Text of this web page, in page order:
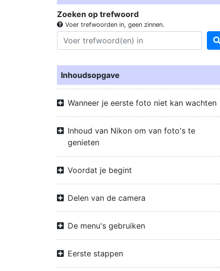
Zoeken op trefwoord
Voer trefwoorden in, geen zinnen.
Inhoudsopgave
Wanneer je eerste foto niet kan wachten
Inhoud van Nikon om van foto's te
genieten
Voordat je begint
Delen van de camera
De menu's gebruiken
Eerste stappen